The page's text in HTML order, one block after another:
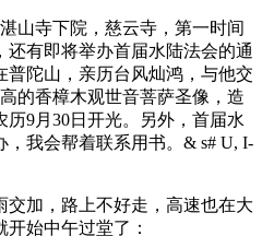
山寺下院，慈云寺，第一时间
有即将举办首届水陆法会的通
陀山，亲历台风灿鸿，与他交
的香樟木观世音菩萨圣像，造
9月30日开光。另外，首届水
我会帮着联系用书。 & s# U, I-
交加，路上不好走，高速也在大
始中午过堂了：